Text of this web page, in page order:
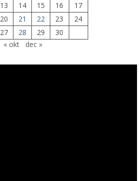
13 14 15 16
17
20 21 22 23
24
27 28 29
30
« okt
dec »